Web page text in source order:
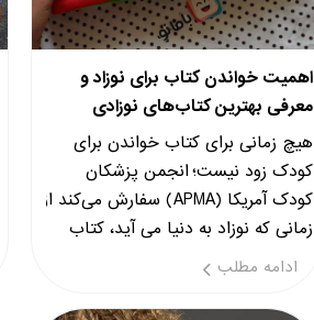
اهمیت خواندن کتاب برای نوزاد و
معرفی بهترین کتاب‌های نوزادی
هیچ‎ زمانی برای کتاب خواندن برای
کودک زود نیست؛ انجمن پزشکان
کودک آمریکا (APMA) سفارش می‎کند از
زمانی که نوزاد به دنیا می ‎آید، کتاب
خواندن برای او ضروری است.
ادامه مطلب